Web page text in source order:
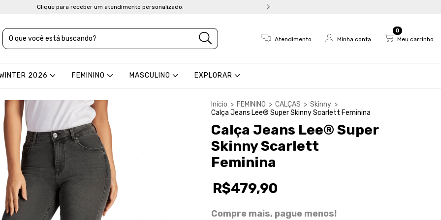
Clique para receber um atendimento personalizado.
Atendimento Minha conta Meu carrinho
0
2026 FEMININO MASCULINO EXPLORAR
Início > FEMININO > CALÇAS > Skinny >
Calça Jeans Lee® Super Skinny Scarlett Feminina
Calça Jeans Lee® Super
Skinny Scarlett
Feminina
R$479,90
Compre mais, pague menos!